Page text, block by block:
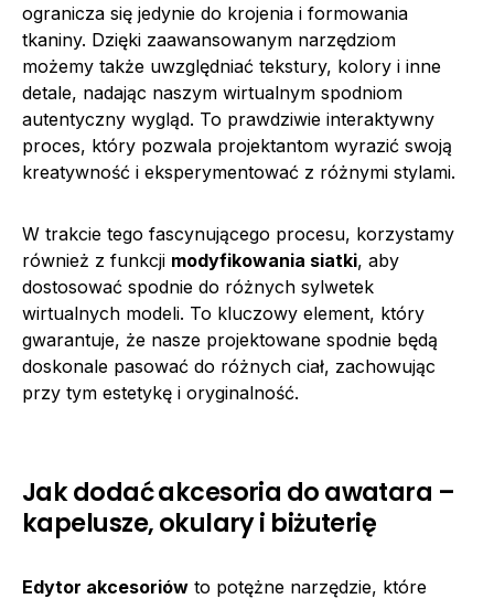
ogranicza się jedynie do krojenia i formowania
tkaniny. Dzięki zaawansowanym narzędziom
możemy także uwzględniać tekstury, kolory i inne
detale, nadając naszym wirtualnym spodniom
autentyczny wygląd. To prawdziwie interaktywny
proces, który pozwala projektantom wyrazić swoją
kreatywność i eksperymentować z różnymi stylami.
W trakcie tego fascynującego procesu, korzystamy
również z funkcji modyfikowania siatki, aby
dostosować spodnie do różnych sylwetek
wirtualnych modeli. To kluczowy element, który
gwarantuje, że nasze projektowane spodnie będą
doskonale pasować do różnych ciał, zachowując
przy tym estetykę i oryginalność.
Jak dodać akcesoria do awatara –
kapelusze, okulary i biżuterię
Edytor akcesoriów to potężne narzędzie, które